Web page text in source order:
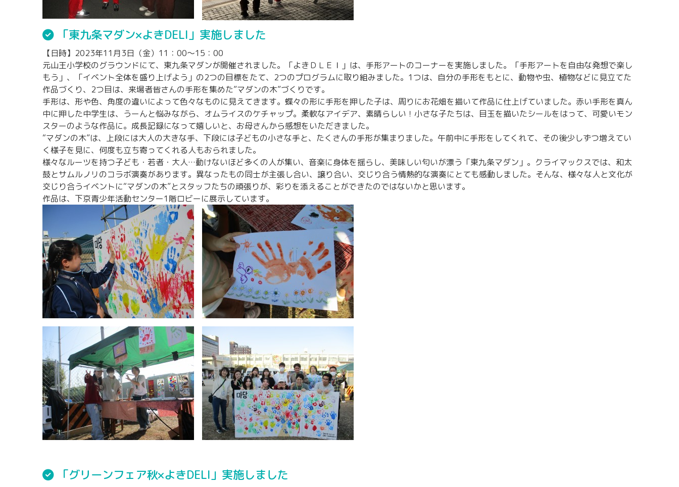
「東九条マダン×よきDELI」実施しました
【日時】2023年11月3日（金）11：00～15：00
元山王小学校のグラウンドにて、東九条マダンが開催されました。「よきＤＬＥＩ」は、手形アートのコーナーを実施しました。「手形アートを自由な発想で楽し
もう」、「イベント全体を盛り上げよう」の2つの目標をたて、2つのプログラムに取り組みました。1つは、自分の手形をもとに、動物や虫、植物などに見立てた
作品づくり、2つ目は、来場者皆さんの手形を集めた”マダンの木”づくりです。
手形は、形や色、角度の違いによって色々なものに見えてきます。蝶々の形に手形を押した子は、周りにお花畑を描いて作品に仕上げていました。赤い手形を真ん
中に押した中学生は、うーんと悩みながら、オムライスのケチャップ。柔軟なアイデア、素晴らしい！小さな子たちは、目玉を描いたシールをはって、可愛いモン
スターのような作品に。成長記録になって嬉しいと、お母さんから感想をいただきました。
“マダンの木”は、上段には大人の大きな手、下段には子どもの小さな手と、たくさんの手形が集まりました。午前中に手形をしてくれて、その後少しずつ増えてい
く様子を見に、何度も立ち寄ってくれる人もおられました。
様々なルーツを持つ子ども・若者・大人…動けないほど多くの人が集い、音楽に身体を揺らし、美味しい匂いが漂う「東九条マダン」。クライマックスでは、和太
鼓とサムルノリのコラボ演奏があります。異なったもの同士が主張し合い、譲り合い、交じり合う情熱的な演奏にとても感動しました。そんな、様々な人と文化が
交じり合うイベントに“マダンの木”とスタッフたちの頑張りが、彩りを添えることができたのではないかと思います。
作品は、下京青少年活動センター1階ロビーに展示しています。
「グリーンフェア秋×よきDELI」実施しました